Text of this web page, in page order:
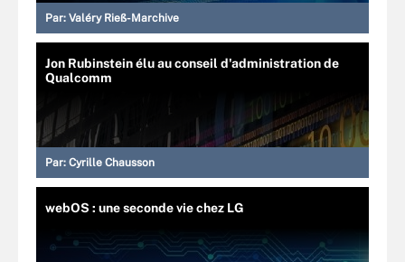
Par: Valéry Rieß-Marchive
Jon Rubinstein élu au conseil d'administration de
Qualcomm
Par: Cyrille Chausson
webOS : une seconde vie chez LG